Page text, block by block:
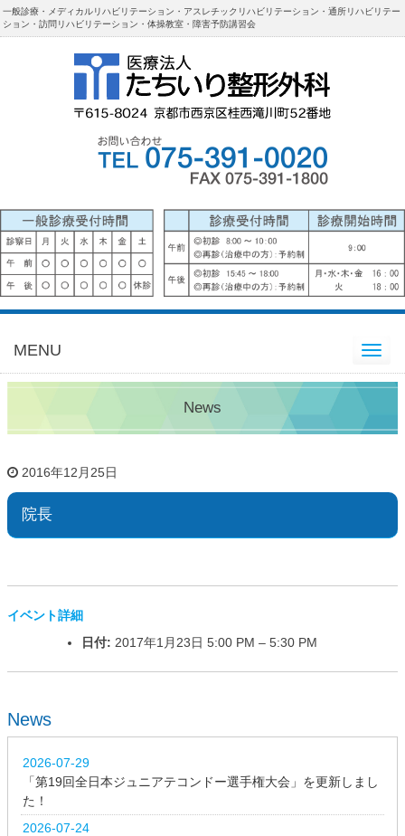
一般診療・メディカルリハビリテーション・アスレチックリハビリテーション・通所リハビリテー
ション・訪問リハビリテーション・体操教室・障害予防講習会
MENU Toggle
navigation
News
2016年12月25日
院長
イベント詳細
日付: 2017年1月23日 5:00 PM – 5:30 PM
News
2026-07-29
「第19回全日本ジュニアテコンドー選手権大会」を更新しまし
た！
2026-07-24